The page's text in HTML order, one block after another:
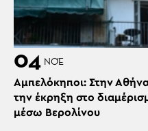
04 ΝΟΈ
Αμπελόκηποι: Στην
την έκρηξη στο
μέσω Βερολίνου